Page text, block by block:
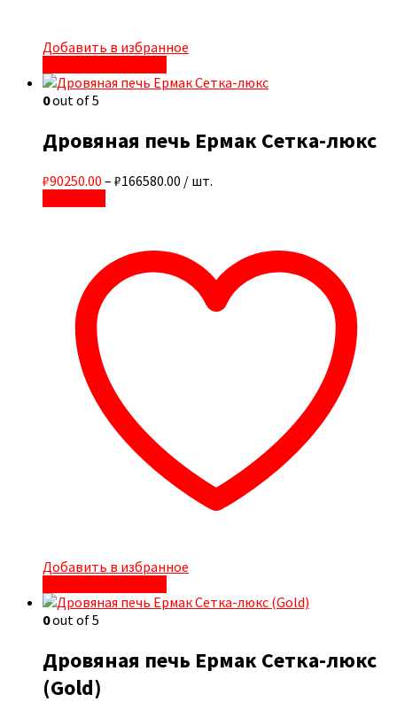
Добавить в избранное
0out of 5
Дровяная печь Ермак Сетка-люкс
₽90250.00 – ₽166580.00 / шт.
Добавить в избранное
0out of 5
Дровяная печь Ермак Сетка-люкс
(Gold)